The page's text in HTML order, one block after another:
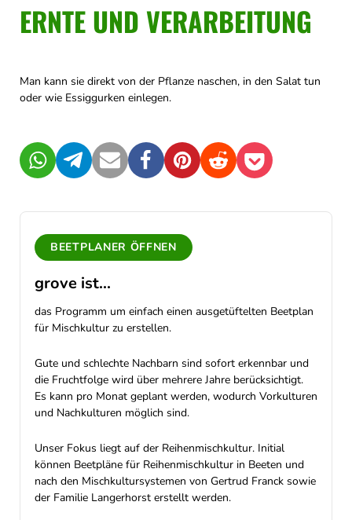
ERNTE UND VERARBEITUNG
Man kann sie direkt von der Pflanze naschen, in den Salat tun
oder wie Essiggurken einlegen.
WhatsAppTelegramMail FacebookPinterestRedditPocket
BEETPLANER ÖFFNEN
grove ist...
das Programm um einfach einen ausgetüftelten Beetplan
für Mischkultur zu erstellen.
Gute und schlechte Nachbarn sind sofort erkennbar und
die Fruchtfolge wird über mehrere Jahre berücksichtigt.
Es kann pro Monat geplant werden, wodurch Vorkulturen
und Nachkulturen möglich sind.
Unser Fokus liegt auf der Reihenmischkultur. Initial
können Beetpläne für Reihenmischkultur in Beeten und
nach den Mischkultursystemen von Gertrud Franck sowie
der Familie Langerhorst erstellt werden.